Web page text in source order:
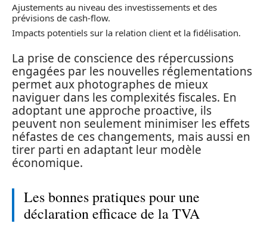
Ajustements au niveau des investissements et des
prévisions de cash-flow.
Impacts potentiels sur la relation client et la fidélisation.
La prise de conscience des répercussions
engagées par les nouvelles réglementations
permet aux photographes de mieux
naviguer dans les complexités fiscales. En
adoptant une approche proactive, ils
peuvent non seulement minimiser les effets
néfastes de ces changements, mais aussi en
tirer parti en adaptant leur modèle
économique.
Les bonnes pratiques pour une
déclaration efficace de la TVA